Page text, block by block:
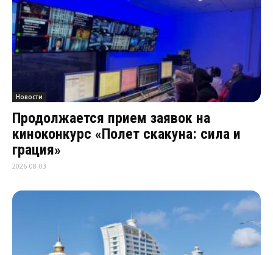
Новости
Продолжается прием заявок на
киноконкурс «Полет скакуна: сила и
грация»
2026-08-03